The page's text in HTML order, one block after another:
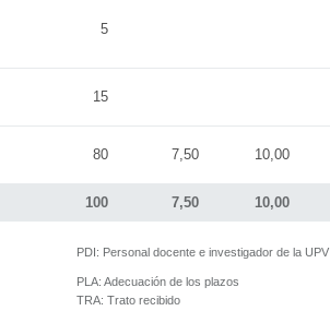
100 7,50 10,00
5
15
80 7,50 10,00
PDI: Personal docente e investigador de la UPV
PLA: Adecuación de los plazos
TRA: Trato recibido